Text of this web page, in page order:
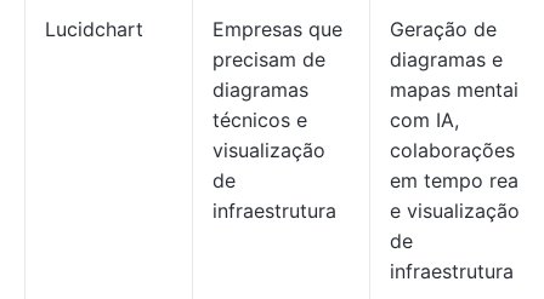
Lucidchart
Empresas que
precisam de
diagramas
técnicos e
visualização
de
infraestrutura
Geração de
diagramas e
mapas mentais
com IA,
colaborações
em tempo real
e visualização
de
infraestrutura